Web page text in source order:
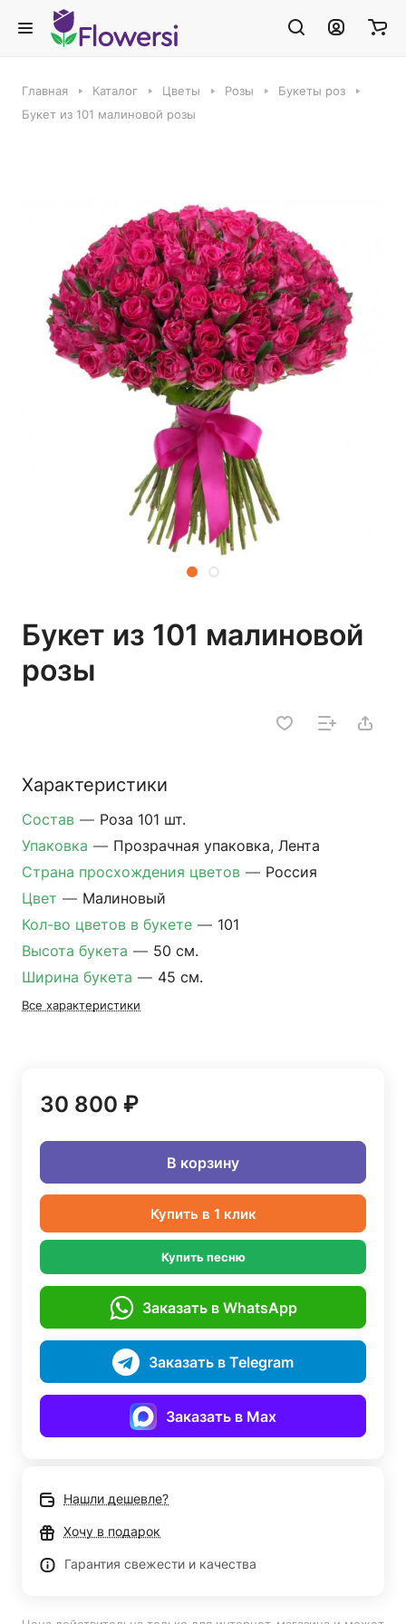
Главная Каталог Цветы Розы
Букеты роз
Букет из 101 малиновой розы
Букет из 101 малиновой
розы
Характеристики
Состав — Роза 101 шт.
Упаковка — Прозрачная упаковка, Лента
Страна просхождения цветов — Россия
Цвет — Малиновый
Кол-во цветов в букете — 101
Высота букета — 50 см.
Ширина букета — 45 см.
Все характеристики
30 800 ₽
В корзину
Купить в 1 клик
Купить песню
Заказать в WhatsApp
Заказать в Telegram
Заказать в Max
Нашли дешевле?
Хочу в подарок
Гарантия свежести и качества